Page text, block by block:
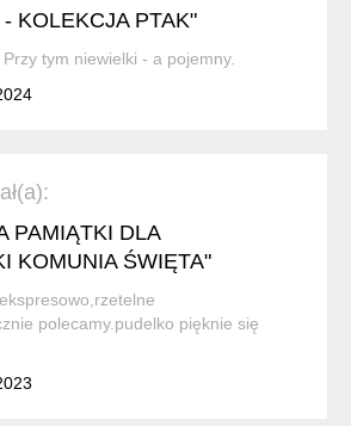
KOLEKCJA PTAK"
tym niewielki - a pojemny.
PAMIĄTKI DLA
KOMUNIA ŚWIĘTA"
polecamy.pudelko pięknie się